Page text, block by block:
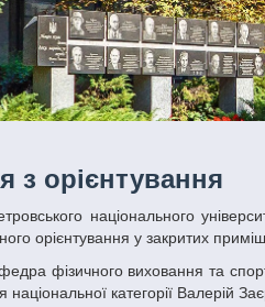
з орієнтування
орієнтування у закритих
національної категорії Валерій